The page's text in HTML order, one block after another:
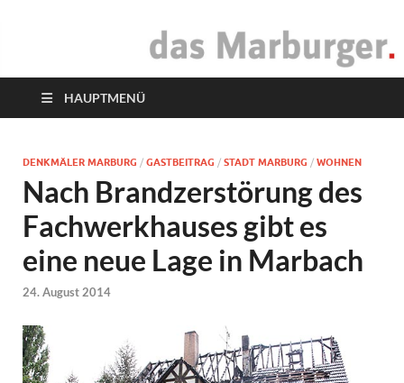
das Marburger.
HAUPTMENÜ
DENKMÄLER MARBURG / GASTBEITRAG / STADT MARBURG / WOHNEN
Nach Brandzerstörung des
Fachwerkhauses gibt es
eine neue Lage in Marbach
24. August 2014